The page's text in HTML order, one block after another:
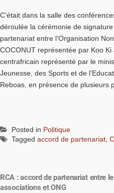
C’était dans la salle des
déroulée la cérémonie de
partenariat entre l’Organisation
COCONUT représentée par Koo
centrafricain représenté par le
Jeunesse, des Sports et de
Reboas, en présence de plusieurs
Posted in Politique
Tagged accord de partenariat,
RCA : accord de partenariat entre
associations et ONG